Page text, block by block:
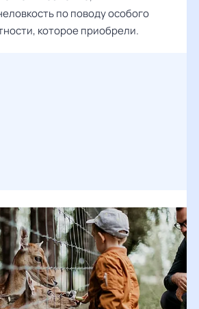
по поводу особого
которое приобрели.